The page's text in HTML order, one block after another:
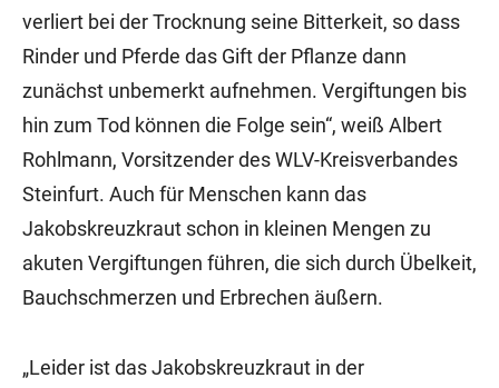
verliert bei der Trocknung seine Bitterkeit, so dass
Rinder und Pferde das Gift der Pflanze dann
zunächst unbemerkt aufnehmen. Vergiftungen bis
hin zum Tod können die Folge sein“, weiß Albert
Rohlmann, Vorsitzender des WLV-Kreisverbandes
Steinfurt. Auch für Menschen kann das
Jakobskreuzkraut schon in kleinen Mengen zu
akuten Vergiftungen führen, die sich durch Übelkeit,
Bauchschmerzen und Erbrechen äußern.
„Leider ist das Jakobskreuzkraut in der